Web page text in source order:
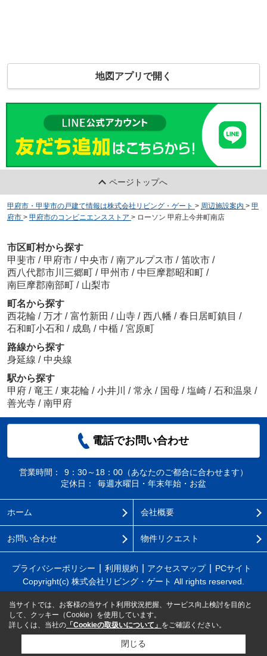
地図アプリで開く
ページトップへ
甲府市・甲斐市の戸建て情報は株式会社リビング・ゲート > 周辺施設案内 > 甲
府市 > 甲府市のコンビニエンスストア > ローソン 甲府上今井町南店
市区町村から探す
甲斐市 / 甲府市 / 中央市 / 南アルプス市 / 笛吹市 /
西八代郡市川三郷町 / 甲州市 / 中巨摩郡昭和町 /
南巨摩郡南部町 / 山梨市
町名から探す
西花輪 / 万才 / 富竹新田 / 山寺 / 西八幡 / 春日居町鎮目 /
石和町小石和 / 成島 / 中楯 / 宮原町
路線から探す
身延線 / 中央線
駅から探す
甲府 / 竜王 / 東花輪 / 小井川 / 常永 / 国母 / 塩崎 / 石和温泉 /
善光寺 / 南甲府
電話でお問い合わせ
営業時間：
9：30～18：00（あなたのご都合に合わせます）
定休日：
毎週水曜日・年末年始・お盆
ホーム 会社概要
お問い合わせ 物件リクエスト
プライバシーポリシー 利用規約 アクセスマップ
PCサイト
Copyright(c) 株式会社リビング・ゲート All rights reserved.
当サイトでは、お客様の当サイト利用状況把握、サービス向上検討を目的と
して、クッキー（Cookie）を使用しています。
詳しくは、当社の 「Cookieの取扱いについて」 をご確認ください。
閉じる